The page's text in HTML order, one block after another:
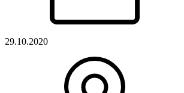
29.10.2020